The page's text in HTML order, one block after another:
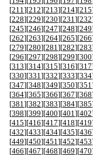
[211][212][213][214][215
[228][229][230][231][232
[245][246][247][248][249
[262][263][264][265][266
[279][280][281][282][283
[296][297][298][299][300
[313][314][315][316][317
[330][331][332][333][334
[347][348][349][350][351
[364][365][366][367][368
[381][382][383][384][385
[398][399][400][401][402
[415][416][417][418][419
[432][433][434][435][436
[449][450][451][452][453
[466][467][468][469][470